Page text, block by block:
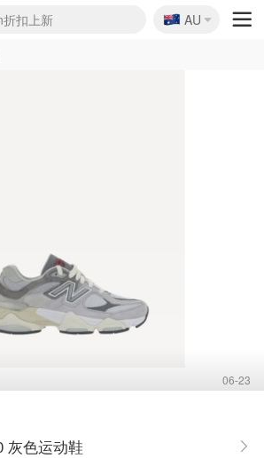
扣上新
肤3.5折
中2.5折
好价汇总
+叠9折
超市实拍
票捡漏
末
奢牌1折起
3折起
牌1折护肤1折
$251
汇总送$50
好物
7.5折
高奢地板价
6折
$98
首饰2折
促销
妆礼
好物
护肤
盒$33
50ml沐浴露
湿面霜$29
洋馆门票6折
罐$16送香薰
6.8折
日历$525
私促3折
喷雾$16
装£56
独家4折
6折起
品2.7折
9折
美容仪$881
Live
地机$649
杯$24
网5折
$23
$159
件7折
4.5折
妆4折
奢8.5折
$11
莱德次日达
赠礼
灯具8折
🇦🇺
AU
06-23
灰色运动鞋